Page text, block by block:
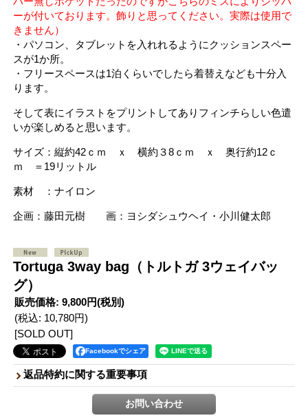
ーが付いております。飾りと思ってください。実際は使用で
きません）
・パソコン、タブレットを入れれるようにクッションスペー
スが1か所。
・フリースペースは1泊くらいでしたら着替えなども十分入
ります。
そして表にイラストをプリントしてありフィンチらしい色遣
いが楽しめると思います。
サイズ：縦約42ｃｍ ｘ 横約３8ｃｍ ｘ 奥行約12ｃ
ｍ ＝19リットル
素材 ：ナイロン
企画：藤田元樹 画：ヨシダシュウヘイ・小川健太郎
Tortuga 3way bag（トルトガ 3ウェイバッ
グ）
販売価格: 9,800円(税別)
(税込: 10,780円)
[SOLD OUT]
Facebookでシェア
返品特約に関する重要事項